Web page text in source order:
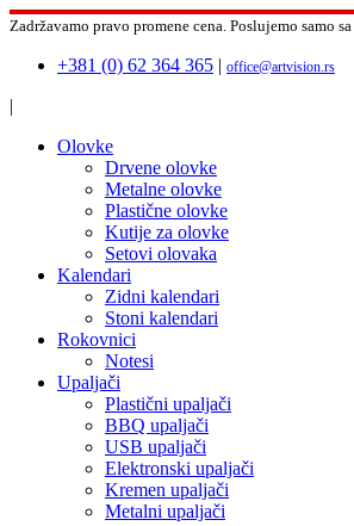
Zadržavamo pravo promene cena. Poslujemo samo
+381 (0) 62 364 365 | office@artvision.rs
|
Olovke
Drvene olovke
Metalne olovke
Plastične olovke
Kutije za olovke
Setovi olovaka
Kalendari
Zidni kalendari
Stoni kalendari
Rokovnici
Notesi
Upaljači
Plastični upaljači
BBQ upaljači
USB upaljači
Elektronski upaljači
Kremen upaljači
Metalni upaljači